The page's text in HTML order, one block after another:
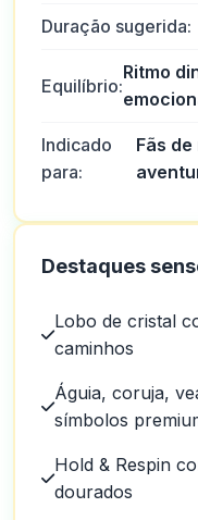
Duração sugerida:
Equilíbrio:
Ritmo
Indicado
para:
Fãs
Destaques
Lobo de cristal
caminhos
Águia, coruja,
símbolos
Hold & Respin
dourados